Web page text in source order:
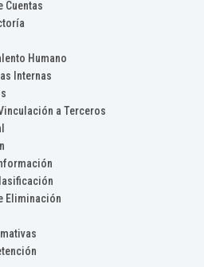
Cuentas
Humano
Internas
a Terceros
Eliminación